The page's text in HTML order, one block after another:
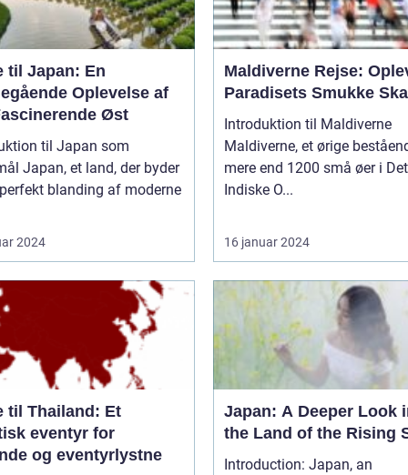
til Japan: En
Oplevelse af
Øst
til Japan som
byder
blanding af moderne
2024
Maldiverne Rejse:
Paradisets Smukke
Introduktion til Maldiverne
Maldiverne, et ørige
mere end 1200 små øer i Det
Indiske O...
16 januar 2024
til Thailand: Et
eventyr for
og eventyrlystne
Japan: A Deeper Look
the Land of the Rising
Introduction: Japan, an